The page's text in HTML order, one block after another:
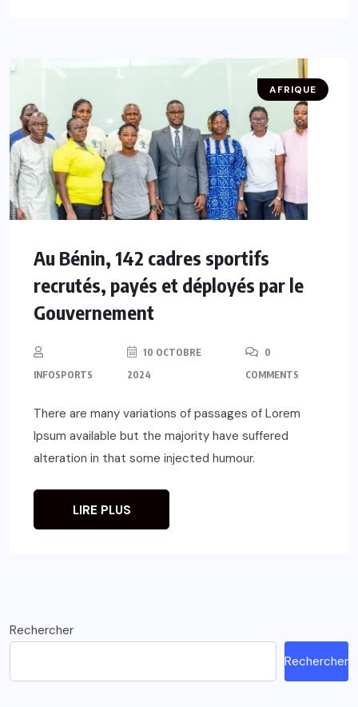
AFRIQUE
Au Bénin, 142 cadres sportifs
recrutés, payés et déployés par le
Gouvernement
INFOSPORTS
10 OCTOBRE
2024
0
COMMENTS
There are many variations of passages of Lorem
Ipsum available but the majority have suffered
alteration in that some injected humour.
LIRE PLUS
Rechercher
Rechercher